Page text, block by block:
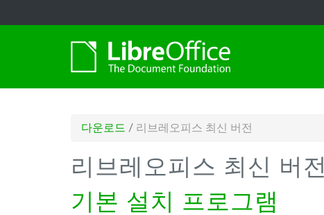
다운로드 / 리브레오피스 최신 버전
리브레오피스 최신 버전
기본 설치 프로그램